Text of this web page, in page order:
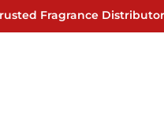
Fragrance Distributor